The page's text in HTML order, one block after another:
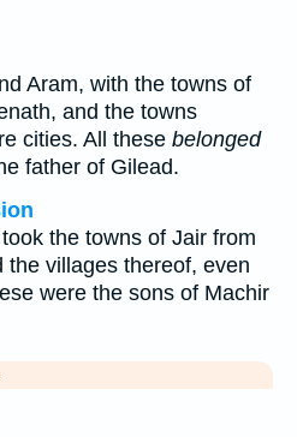
Aram, with the towns of
and the towns
cities. All these belonged
father of Gilead.
the towns of Jair from
villages thereof, even
were the sons of Machir